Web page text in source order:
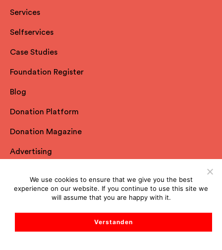
Services
Selfservices
Case Studies
Foundation Register
Blog
Donation Platform
Donation Magazine
Advertising
All Resources
We use cookies to ensure that we give you the best
experience on our website. If you continue to use this site we
will assume that you are happy with it.
Verstanden